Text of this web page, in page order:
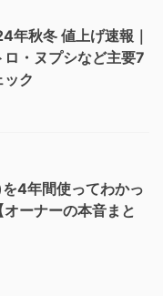
年秋冬 値上げ速報｜
ロ・ヌプシなど主要7
ク
4年間使ってわかっ
ーナーの本音まと